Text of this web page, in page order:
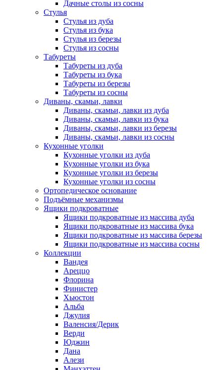
Дачные столы из сосны
Стулья
Стулья из дуба
Стулья из бука
Стулья из березы
Стулья из сосны
Табуреты
Табуреты из дуба
Табуреты из бука
Табуреты из березы
Табуреты из сосны
Диваны, скамьи, лавки
Диваны, скамьи, лавки из дуба
Диваны, скамьи, лавки из бука
Диваны, скамьи, лавки из березы
Диваны, скамьи, лавки из сосны
Кухонные уголки
Кухонные уголки из дуба
Кухонные уголки из бука
Кухонные уголки из березы
Кухонные уголки из сосны
Ортопедическое основание
Подъёмные механизмы
Ящики подкроватные
Ящики подкроватные из массива дуба
Ящики подкроватные из массива бука
Ящики подкроватные из массива березы
Ящики подкроватные из массива сосны
Коллекции
Вандея
Ареццо
Флорина
Финистер
Хьюстон
Альба
Джулия
Валенсия/Дерик
Верди
Юджин
Дана
Алези